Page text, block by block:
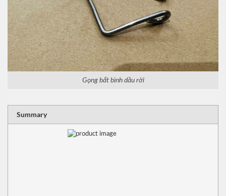
Gọng bắt bình dầu rời
Summary
RATING 1 star
2
3
4
5